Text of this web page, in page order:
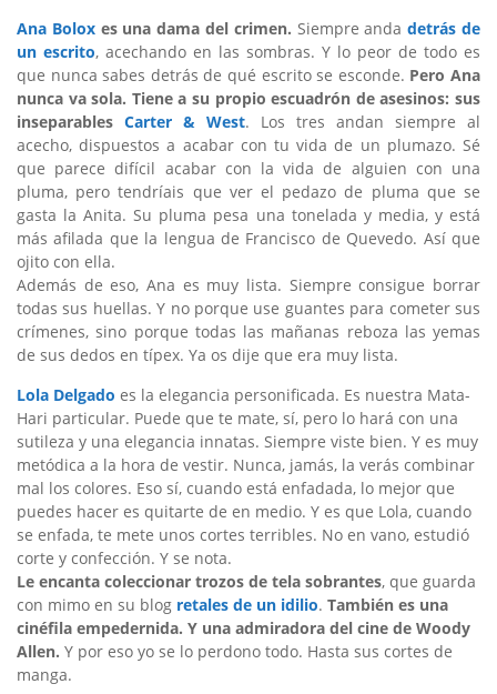
Ana Bolox es una dama del crimen. Siempre andadetrás de
un escrito, acechando en las sombras. Y lo peor de todo es
que nunca sabes detrás de qué escrito se esconde. Pero Ana
nunca va sola. Tiene a su propio escuadrón de asesinos: sus
inseparables Carter & West. Los tres andan siempre al
acecho, dispuestos a acabar con tu vida de un plumazo. Sé
que parece difícil acabar con la vida de alguien con una
pluma, pero tendríais que ver el pedazo de pluma que se
gasta la Anita. Su pluma pesa una tonelada y media, y está
más afilada que la lengua de Francisco de Quevedo. Así que
ojito con ella.
Además de eso, Ana es muy lista. Siempre consigue borrar
todas sus huellas. Y no porque use guantes para cometer sus
crímenes, sino porque todas las mañanas reboza las yemas
de sus dedos en típex. Ya os dije que era muy lista.
Lola Delgado es la elegancia personificada. Es nuestra Mata-
Hari particular. Puede que te mate, sí, pero lo hará con una
sutileza y una elegancia innatas. Siempre viste bien. Y es muy
metódica a la hora de vestir. Nunca, jamás, la verás combinar
mal los colores. Eso sí, cuando está enfadada, lo mejor que
puedes hacer es quitarte de en medio. Y es que Lola, cuando
se enfada, te mete unos cortes terribles. No en vano, estudió
corte y confección. Y se nota.
Le encanta coleccionar trozos de tela sobrantes, que guarda
con mimo en su blog retales de un idilio. También es una
cinéfila empedernida. Y una admiradora del cine de Woody
Allen. Y por eso yo se lo perdono todo. Hasta sus cortes de
manga.